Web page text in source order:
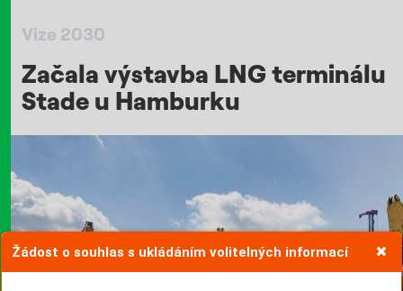
Žádost o souhlas s ukládáním volitelných informací
Vize 2030
Začala výstavba LNG terminálu
Stade u Hamburku